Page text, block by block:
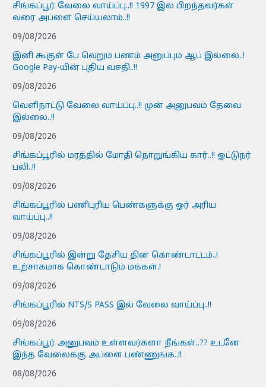
சிங்கப்பூர் வேலை வாய்ப்பு..!! 1997 இல் பிறந்தவர்கள்
வரை அப்ளை செய்யலாம்..!!
09/08/2026
இனி கூகுள் பே வெறும் பணம் அனுப்பும் ஆப் இல்லை..!
Google Pay-யின் புதிய வசதி..!!
09/08/2026
வெளிநாட்டு வேலை வாய்ப்பு..!! முன் அனுபவம் தேவை
இல்லை..!!
09/08/2026
சிங்கப்பூரில் மரத்தில் மோதி நொறுங்கிய கார்..!! ஓட்டுநர்
பலி..!!
09/08/2026
சிங்கப்பூரில் பணிபுரிய பெண்களுக்கு ஓர் அரிய
வாய்ப்பு..!!
09/08/2026
சிங்கப்பூரில் இன்று தேசிய தின கொண்டாட்டம்..!
உற்சாகமாக கொண்டாடும் மக்கள்.!
09/08/2026
சிங்கப்பூரில் NTS/S PASS இல் வேலை வாய்ப்பு..!!
09/08/2026
சிங்கப்பூர் அனுபவம் உள்ளவர்களா நீங்கள்..?? உடனே
இந்த வேலைக்கு அப்ளை பண்ணுங்க..!!
08/08/2026